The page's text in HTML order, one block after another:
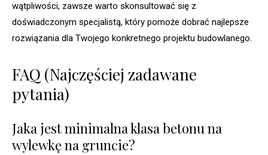
wątpliwości, zawsze warto skonsultować się z
doświadczonym specjalistą, który pomoże dobrać najlepsze
rozwiązania dla Twojego konkretnego projektu budowlanego.
FAQ (Najczęściej zadawane
pytania)
Jaka jest minimalna klasa betonu na
wylewkę na gruncie?